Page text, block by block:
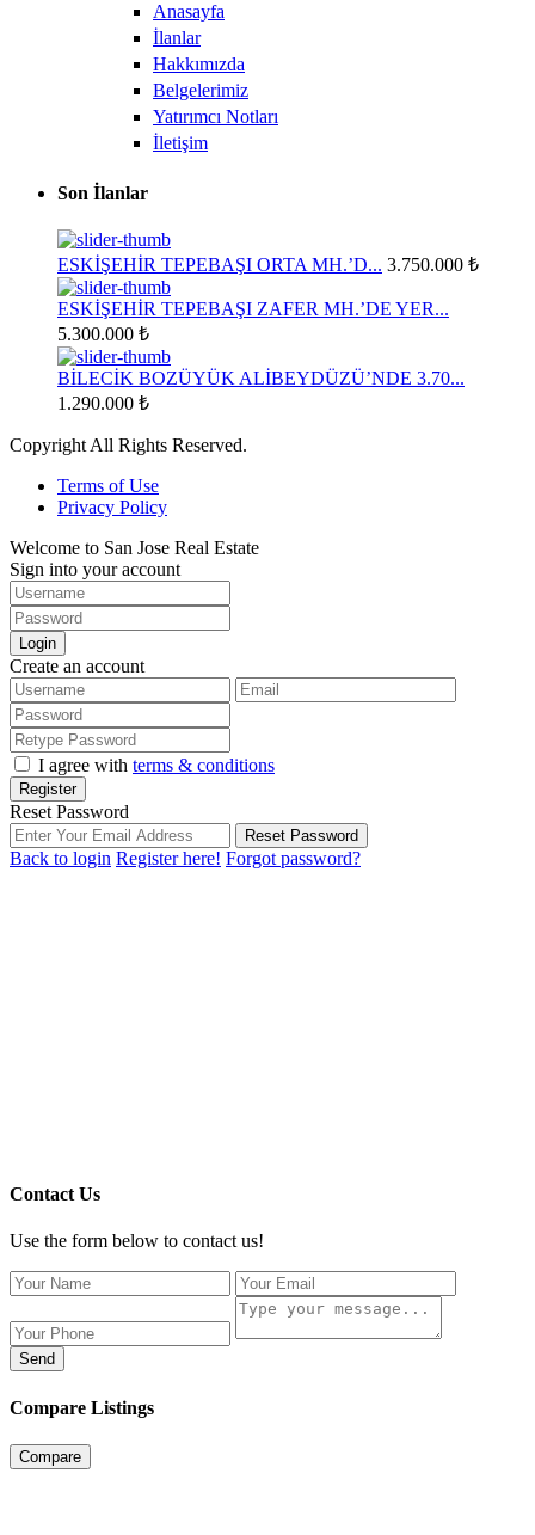
Anasayfa
İlanlar
Hakkımızda
Belgelerimiz
Yatırımcı Notları
İletişim
Son İlanlar
ESKİŞEHİR TEPEBAŞI ORTA MH.’D... 3.750.000 ₺
ESKİŞEHİR TEPEBAŞI ZAFER MH.’DE YER...
5.300.000 ₺
BİLECİK BOZÜYÜK ALİBEYDÜZÜ’NDE 3.70...
1.290.000 ₺
Copyright All Rights Reserved.
Terms of Use
Privacy Policy
Welcome to San Jose Real Estate
Sign into your account
Login
Create an account
I agree with terms & conditions
Register
Reset Password
Reset Password
Back to login Register here! Forgot password?
Contact Us
Use the form below to contact us!
Send
Compare Listings
Compare